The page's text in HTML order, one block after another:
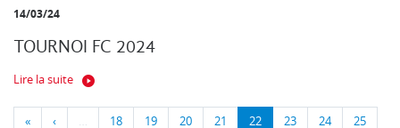
14/03/24
TOURNOI FC 2024
Lire la suite
« ‹ … 18 19 20 21 22 23 24 25